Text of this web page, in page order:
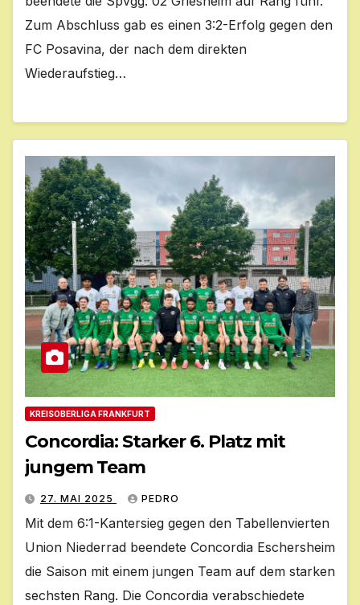
Zum Abschluss gab es einen 3:2-Erfolg gegen den
FC Posavina, der nach dem direkten
Wiederaufstieg…
KREISOBERLIGA FRANKFURT
Concordia: Starker 6. Platz mit
jungem Team
27. MAI 2025 PEDRO
Mit dem 6:1-Kantersieg gegen den Tabellenvierten
Union Niederrad beendete Concordia Eschersheim
die Saison mit einem jungen Team auf dem starken
sechsten Rang. Die Concordia verabschiedete